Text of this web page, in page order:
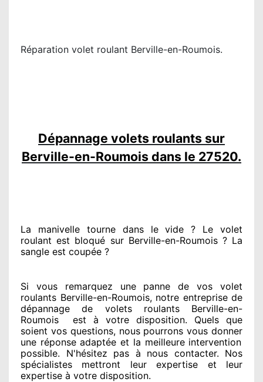
Réparation volet roulant Berville-en-Roumois.
Dépannage volets roulants sur
Berville-en-Roumois dans le 27520.
La manivelle tourne dans le vide ? Le volet
roulant est bloqué sur Berville-en-Roumois ? La
sangle est coupée ?
Si vous remarquez une panne de vos volet
roulants Berville-en-Roumois, notre entreprisede
dépannage de volets roulants Berville-en-
Roumois
est à votre disposition. Quels que
soient vos questions, nous pourrons vous donner
une réponse adaptée et la meilleure intervention
possible. N'hésitez pas à nous contacter. Nos
spécialistes mettront leur expertise et leur
expertise à votre disposition.